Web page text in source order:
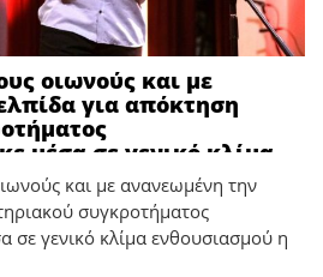
οιωνούς και με
για απόκτηση
μέσα σε γενικό κλίμα
του 28ου Φεστιβάλ
για Παιδιά και
θέατρο <<Απόλλων>>
και με ανανεωμένη την
συγκροτήματος
σε γενικό κλίμα ενθουσιασμού η